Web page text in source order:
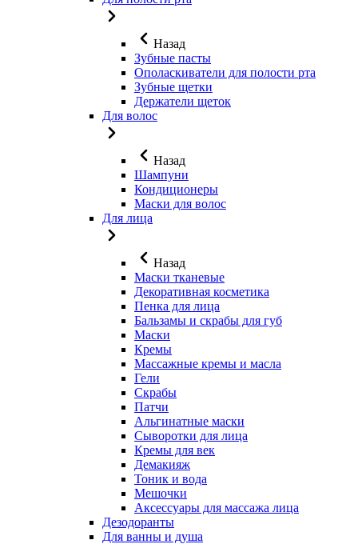
Назад
Зубные пасты
Ополаскиватели для полости рта
Зубные щетки
Держатели щеток
Для волос
Назад
Шампуни
Кондиционеры
Маски для волос
Для лица
Назад
Маски тканевые
Декоративная косметика
Пенка для лица
Бальзамы и скрабы для губ
Маски
Кремы
Массажные кремы и масла
Гели
Скрабы
Патчи
Альгинатные маски
Сыворотки для лица
Кремы для век
Демакияж
Тоник и вода
Мешочки
Аксессуары для массажа лица
Дезодоранты
Для ванны и душа